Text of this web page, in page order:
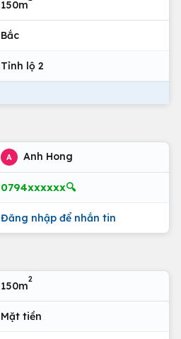
150m
Bắc
Tỉnh lộ 2
A Anh Hong
0794xxxxxx🔍
Đăng nhập để nhắn tin
150m
2
Mặt tiền